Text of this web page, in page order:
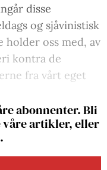
disse
og sjåvinistisk
holder oss med, av
kontra de
fra vårt eget
abonnenter. Bli
våre artikler, eller
.